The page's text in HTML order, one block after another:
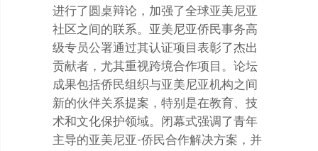
进行了圆桌辩论，加强了全球亚美尼亚
社区之间的联系。亚美尼亚侨民事务高
级专员公署通过其认证项目表彰了杰出
贡献者，尤其重视跨境合作项目。论坛
成果包括侨民组织与亚美尼亚机构之间
新的伙伴关系提案，特别是在教育、技
术和文化保护领域。闭幕式强调了青年
主导的亚美尼亚-侨民合作解决方案，并